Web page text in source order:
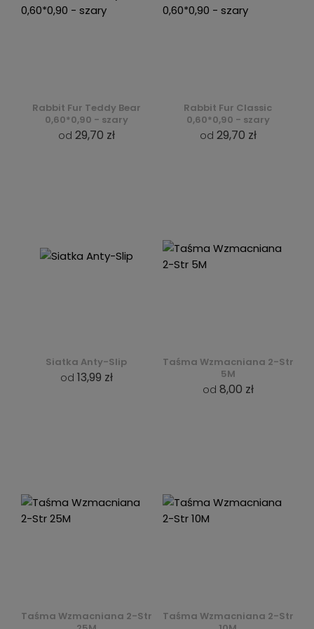
Rabbit Fur Teddy Bear
0,60*0,90 - szary
od 29,70 zł
Rabbit Fur Classic
0,60*0,90 - szary
od 29,70 zł
Siatka Anty-Slip
od 13,99 zł
Taśma Wzmacniana 2-Str
5M
od 8,00 zł
Taśma Wzmacniana 2-Str
Taśma Wzmacniana 2-Str